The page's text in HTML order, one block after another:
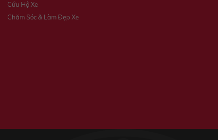
Cứu Hộ Xe
Chăm Sóc & Làm Đẹp Xe